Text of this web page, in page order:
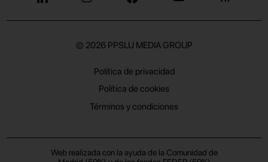
© 2026 PPSLU MEDIA GROUP
Política de privacidad
Política de cookies
Términos y condiciones
Web realizada con la ayuda de la Comunidad de